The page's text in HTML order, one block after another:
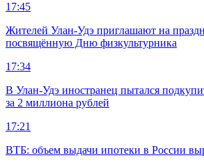
17:45
Жителей Улан-Удэ приглашают на
посвящённую Дню физкультурника
17:34
В Улан-Удэ иностранец пытался
за 2 миллиона рублей
17:21
ВТБ: объем выдачи ипотеки в России